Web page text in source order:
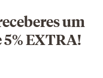
um
EXTRA!